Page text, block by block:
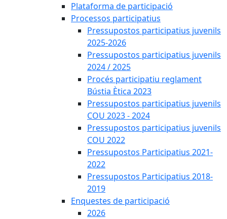
Plataforma de participació
Processos participatius
Pressupostos participatius juvenils
2025-2026
Pressupostos participatius juvenils
2024 / 2025
Procés participatiu reglament
Bústia Ètica 2023
Pressupostos participatius juvenils
COU 2023 - 2024
Pressupostos participatius juvenils
COU 2022
Pressupostos Participatius 2021-
2022
Pressupostos Participatius 2018-
2019
Enquestes de participació
2026